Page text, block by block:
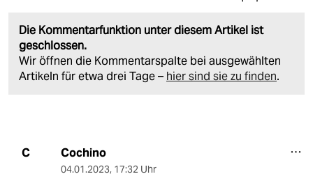
Die Kommentarfunktion unter diesem Artikel ist
geschlossen.
Wir öffnen die Kommentarspalte bei ausgewählten
Artikeln für etwa drei Tage – hier sind sie zu finden.
C Cochino
04.01.2023, 17:32 Uhr